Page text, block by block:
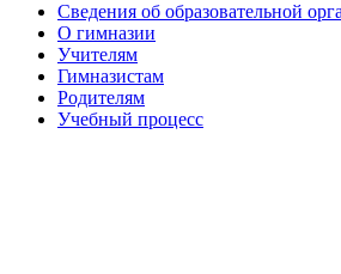
Сведения об образовательной
О гимназии
Учителям
Гимназистам
Родителям
Учебный процесс